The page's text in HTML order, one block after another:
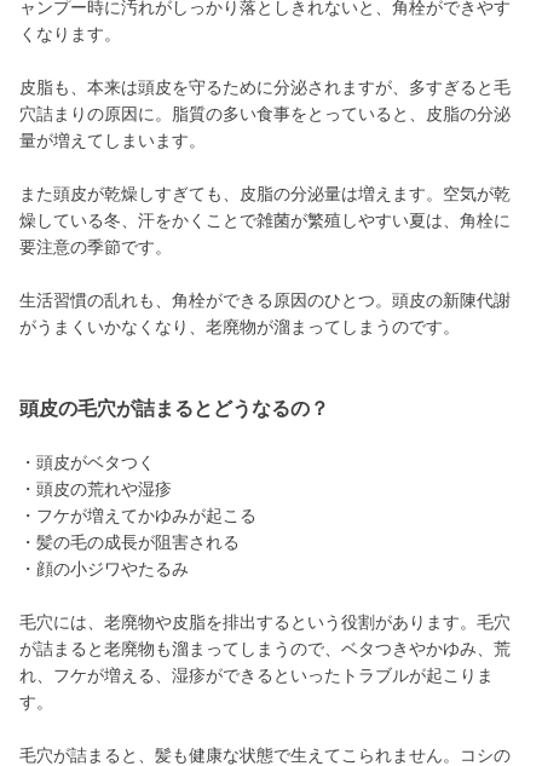
ャンプー時に汚れがしっかり落としきれないと、角栓ができやす
くなります。
皮脂も、本来は頭皮を守るために分泌されますが、多すぎると毛
穴詰まりの原因に。脂質の多い食事をとっていると、皮脂の分泌
量が増えてしまいます。
また頭皮が乾燥しすぎても、皮脂の分泌量は増えます。空気が乾
燥している冬、汗をかくことで雑菌が繁殖しやすい夏は、角栓に
要注意の季節です。
生活習慣の乱れも、角栓ができる原因のひとつ。頭皮の新陳代謝
がうまくいかなくなり、老廃物が溜まってしまうのです。
頭皮の毛穴が詰まるとどうなるの？
・頭皮がベタつく
・頭皮の荒れや湿疹
・フケが増えてかゆみが起こる
・髪の毛の成長が阻害される
・顔の小ジワやたるみ
毛穴には、老廃物や皮脂を排出するという役割があります。毛穴
が詰まると老廃物も溜まってしまうので、ベタつきやかゆみ、荒
れ、フケが増える、湿疹ができるといったトラブルが起こりま
す。
毛穴が詰まると、髪も健康な状態で生えてこられません。コシの